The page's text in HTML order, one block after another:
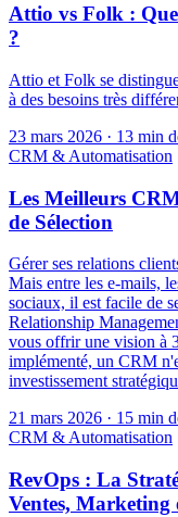
Attio vs Folk :
?
Attio et Folk se
à des besoins très
23 mars 2026 · 13 min
CRM & Automatisation
Les Meilleurs
de Sélection
Gérer ses relations
Mais entre les e-mails,
sociaux, il est facile de
Relationship
vous offrir une vision à
implémenté, un CRM
investissement
21 mars 2026 · 15 min
CRM & Automatisation
RevOps : La
Ventes, Marketing